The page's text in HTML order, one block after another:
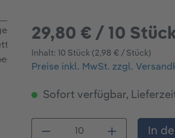
29,80 € / 10
Inhalt: 10 Stück (2,98 € / Stück)
Preise inkl. MwSt. zzgl.
Sofort verfügbar,
Produkt Anzahl: In